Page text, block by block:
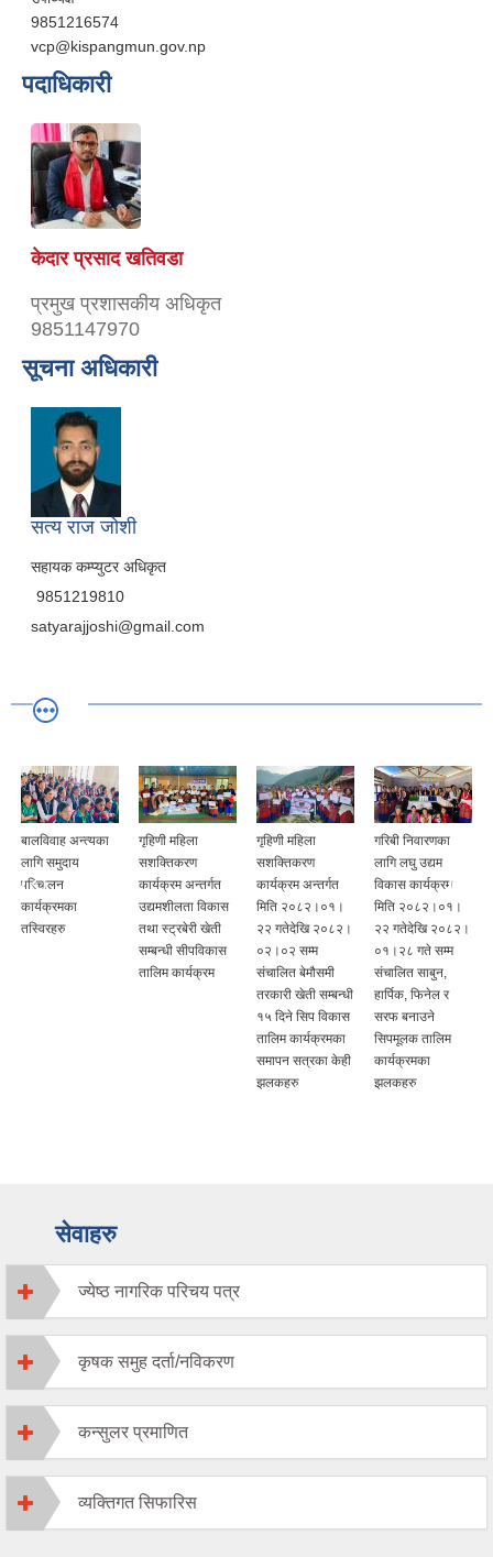
9851216574
vcp@kispangmun.gov.np
पदाधिकारी
केदार प्रसाद खतिवडा
प्रमुख प्रशासकीय अधिकृत
9851147970
सूचना अधिकारी
सत्य राज जोशी
सहायक कम्प्युटर अधिकृत
9851219810
satyarajjoshi@gmail.com
बालविवाह अन्त्यका
लागि समुदाय
परिचालन
कार्यक्रमका
तस्विरहरु
गृहिणी महिला
सशक्तिकरण
कार्यक्रम अन्तर्गत
उद्यमशीलता विकास
तथा स्ट्रबेरी खेती
सम्बन्धी सीपविकास
तालिम कार्यक्रम
गृहिणी महिला
सशक्तिकरण
कार्यक्रम अन्तर्गत
मिति २०८२।०१।
२२ गतेदेखि २०८२।
०२।०२ सम्म
संचालित बेमौसमी
तरकारी खेती सम्बन्धी
१५ दिने सिप विकास
तालिम कार्यक्रमका
समापन सत्रका केही
झलकहरु
गरिबी निवारणका
लागि लघु उद्यम
विकास कार्यक्रम
मिति २०८२।०१।
२२ गतेदेखि २०८२।
०१।२८ गते सम्म
संचालित साबुन,
हार्पिक, फिनेल र
सरफ बनाउने
सिपमूलक तालिम
कार्यक्रमका
झलकहरु
सेवाहरु
ज्येष्ठ नागरिक परिचय पत्र
कृषक समुह दर्ता/नविकरण
कन्सुलर प्रमाणित
व्यक्तिगत सिफारिस